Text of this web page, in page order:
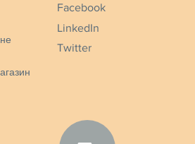
Facebook
LinkedIn
Twitter